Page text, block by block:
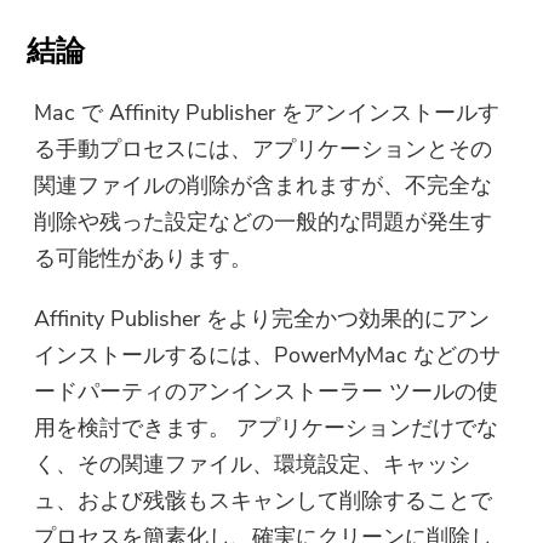
結論
Mac で Affinity Publisher をアンインストールす
る手動プロセスには、アプリケーションとその
関連ファイルの削除が含まれますが、不完全な
削除や残った設定などの一般的な問題が発生す
る可能性があります。
Affinity Publisher をより完全かつ効果的にアン
インストールするには、PowerMyMac などのサ
ードパーティのアンインストーラー ツールの使
用を検討できます。 アプリケーションだけでな
く、その関連ファイル、環境設定、キャッシ
ュ、および残骸もスキャンして削除することで
プロセスを簡素化し、確実にクリーンに削除し